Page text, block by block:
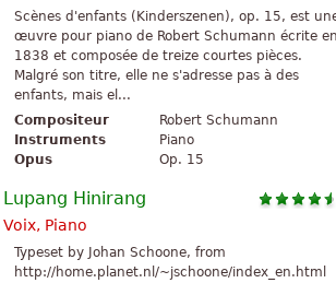
Scènes d'enfants (Kinderszenen), op. 15, est
œuvre pour piano de Robert Schumann écrite en
1838 et composée de treize courtes pièces.
Malgré son titre, elle ne s'adresse pas à des
enfants, mais el...
Compositeur
Robert Schumann
Instruments
Piano
Opus
Op. 15
Lupang Hinirang
Voix, Piano
Typeset by Johan Schoone, from
http://home.planet.nl/~jschoone/index_en.html